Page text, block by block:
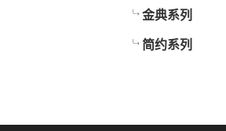
金典系列
简约系列